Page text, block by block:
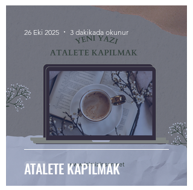
ATALETE KAPILMAK
26 Eki 2025 3 dakikada okunur